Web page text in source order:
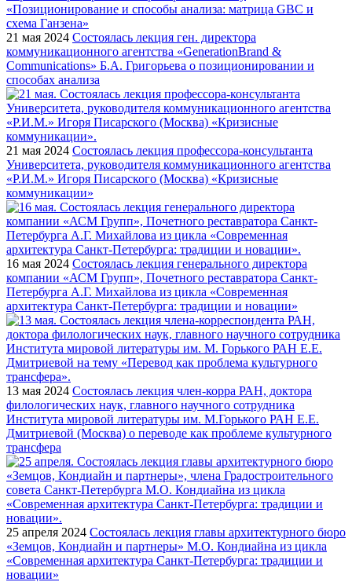
21 мая 2024 Состоялась лекция ген. директора
коммуникационного агентства «GenerationBrand &
Communications» Б.А. Григорьева о позиционировании и
способах анализа
21 мая 2024 Состоялась лекция профессора-консультанта
Университета, руководителя коммуникационного агентства
«Р.И.М.» Игоря Писарского (Москва) «Кризисные
коммуникации»
16 мая 2024 Состоялась лекция генерального директора
компании «АСМ Групп», Почетного реставратора Санкт-
Петербурга А.Г. Михайлова из цикла «Современная
архитектура Санкт-Петербурга: традиции и новации»
13 мая 2024 Состоялась лекция член-корра РАН, доктора
филологических наук, главного научного сотрудника
Института мировой литературы им. М.Горького РАН Е.Е.
Дмитриевой (Москва) о переводе как проблеме культурного
трансфера
25 апреля 2024 Состоялась лекция главы архитектурного бюро
«Земцов, Кондиайн и партнеры» М.О. Кондиайна из цикла
«Современная архитектура Санкт-Петербурга: традиции и
новации»